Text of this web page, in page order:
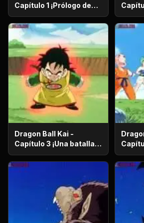
Capítulo 1 ¡Prólogo de
batalla! ¡El regreso de
Gokú!
es el
Dragon Ball Kai -
Capítulo 3 ¡Una batalla
de vida o muerte! ¡El
ataque desesperado de
en el
de